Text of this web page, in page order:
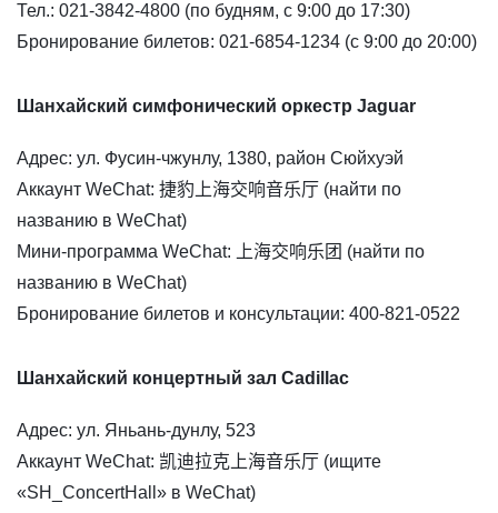
Тел.: 021-3842-4800 (по будням, с 9:00 до 17:30)
Бронирование билетов: 021-6854-1234 (с 9:00 до 20:00)
Шанхайский симфонический оркестр Jaguar
Адрес: ул. Фусин-чжунлу, 1380, район Сюйхуэй
Аккаунт WeChat: 捷豹上海交响音乐厅 (найти по
названию в WeChat)
Мини-программа WeChat: 上海交响乐团 (найти по
названию в WeChat)
Бронирование билетов и консультации: 400-821-0522
Шанхайский концертный зал Cadillac
Адрес: ул. Яньань-дунлу, 523
Аккаунт WeChat: 凯迪拉克上海音乐厅 (ищите
«SH_ConcertHall» в WeChat)